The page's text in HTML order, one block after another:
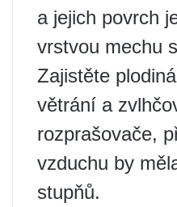
a jejich povrch
vrstvou mechu
Zajistěte
větrání a
rozprašovače,
vzduchu by
stupňů.